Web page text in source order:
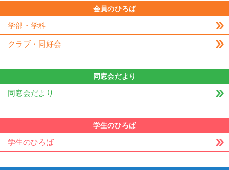
会員のひろば
学部・学科
クラブ・同好会
同窓会だより
同窓会だより
学生のひろば
学生のひろば